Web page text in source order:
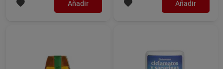
Añadir Añadir